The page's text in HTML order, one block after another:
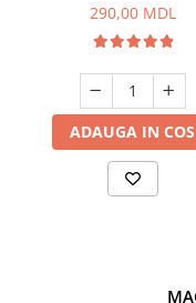
290,00 MDL
ADAUGA IN COS